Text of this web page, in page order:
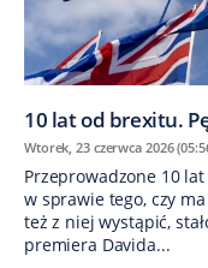
10 lat od brexitu.
Wtorek, 23 czerwca 2026
Przeprowadzone 10
w sprawie tego, czy
też z niej wystąpić,
premiera Davida...